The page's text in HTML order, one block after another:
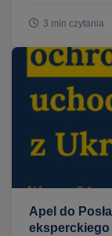
3 min czytania
Apel do